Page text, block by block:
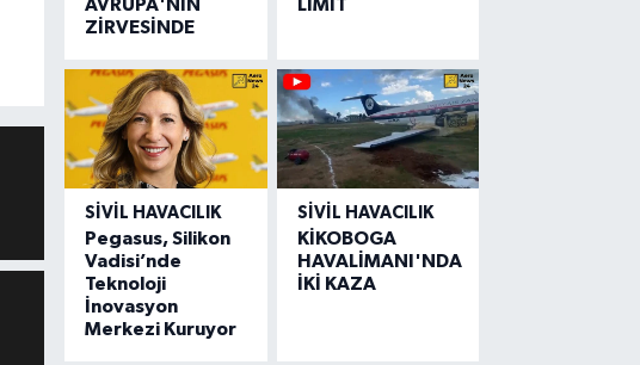
AVRUPA'NIN
ZİRVESİNDE
LİMİT
SIVIL HAVACILIK
Pegasus, Silikon
Vadisi’nde
Teknoloji
İnovasyon
Merkezi Kuruyor
SIVIL HAVACILIK
KİKOBOGA
HAVALİMANI'NDA
İKİ KAZA